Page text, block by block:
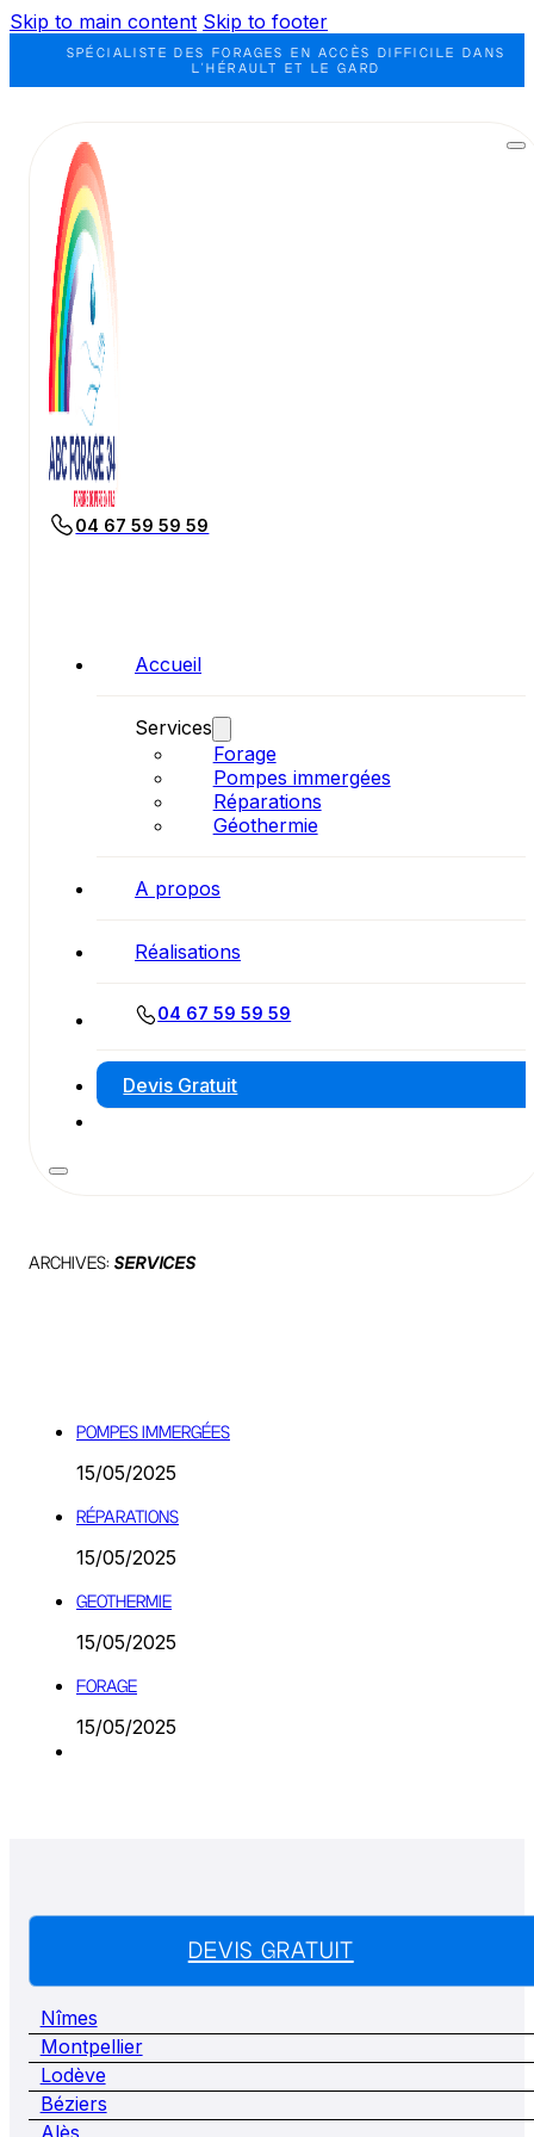
Skip to main content Skip to footer
SPÉCIALISTE DES FORAGES EN ACCÈS DIFFICILE DANS
L'HÉRAULT ET LE GARD
04 67 59 59 59
Accueil
Services
Forage
Pompes immergées
Réparations
Géothermie
A propos
Réalisations
04 67 59 59 59
Devis Gratuit
ARCHIVES: SERVICES
POMPES IMMERGÉES
15/05/2025
RÉPARATIONS
15/05/2025
GEOTHERMIE
15/05/2025
FORAGE
15/05/2025
DEVIS GRATUIT
Nîmes
Montpellier
Lodève
Béziers